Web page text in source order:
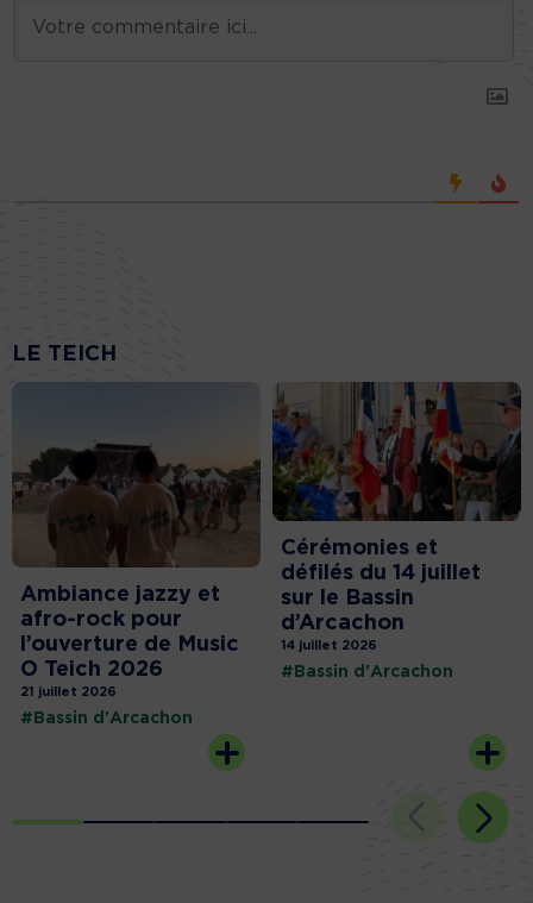
LE TEICH
Ambiance jazzy et
afro-rock pour
l’ouverture de Music
O Teich 2026
21 juillet 2026
#Bassin d'Arcachon
Cérémonies et
défilés du 14 juillet
sur le Bassin
d’Arcachon
14 juillet 2026
#Bassin d'Arcachon